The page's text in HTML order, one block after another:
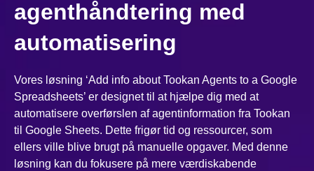
agenthåndtering med
automatisering
Vores løsning ‘Add info about Tookan Agents to a Google
Spreadsheets’ er designet til at hjælpe dig med at
automatisere overførslen af agentinformation fra Tookan
til Google Sheets. Dette frigør tid og ressourcer, som
ellers ville blive brugt på manuelle opgaver. Med denne
løsning kan du fokusere på mere værdiskabende